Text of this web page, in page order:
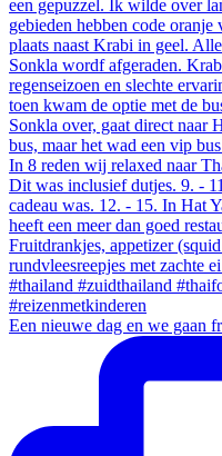
Een nieuwe dag en we gaan